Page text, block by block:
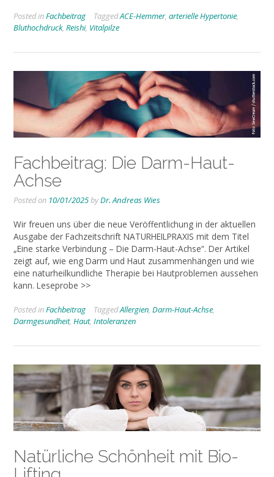
Posted inFachbeitrag TaggedACE-Hemmer, arterielle Hypertonie,
Bluthochdruck, Reishi, Vitalpilze
Fachbeitrag: Die Darm-Haut-
Achse
Posted on 10/01/2025byDr. Andreas Wies
Wir freuen uns über die neue Veröffentlichung in der aktuellen
Ausgabe der Fachzeitschrift NATURHEILPRAXIS mit dem Titel
„Eine starke Verbindung – Die Darm-Haut-Achse“. Der Artikel
zeigt auf, wie eng Darm und Haut zusammenhängen und wie
eine naturheilkundliche Therapie bei Hautproblemen aussehen
kann. Leseprobe >>
Posted inFachbeitrag TaggedAllergien, Darm-Haut-Achse,
Darmgesundheit, Haut, Intoleranzen
Natürliche Schönheit mit Bio-